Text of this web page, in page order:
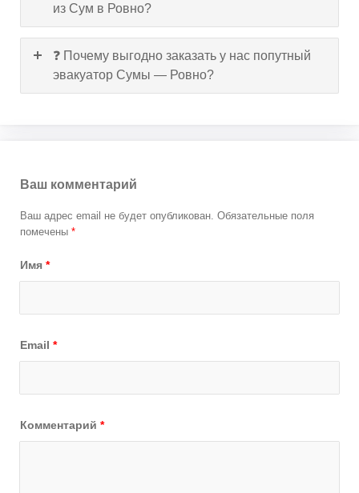
из Сум в Ровно?
❓ Почему выгодно заказать у нас попутный
эвакуатор Сумы — Ровно?
Ваш комментарий
Ваш адрес email не будет опубликован. Обязательные поля
помечены *
Имя *
Email *
Комментарий *